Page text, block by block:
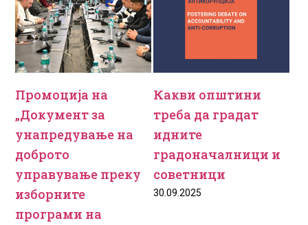
Промоција на
„Документ за
унапредување на
доброто
управување преку
изборните
програми на
Какви општини
треба да градат
идните
градоначалници и
советници
30.09.2025